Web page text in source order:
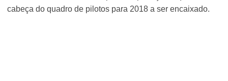
cabeça do quadro de pilotos para 2018 a ser encaixado.